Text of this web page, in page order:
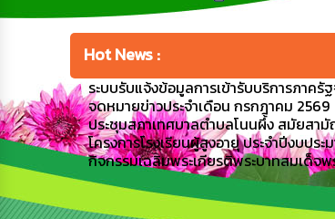
Hot News :
ระบบรับแจ้งข้อมูลการเข้ารับบริการภาครั
จดหมายข่าวประจำเดือน กรกฎาคม 2569
ประชุมสภาเทศบาลตำบลโนนผึ้ง สมัยสา
โครงการโรงเรียนผู้สูงอายุ ประจำปีงบปร
กิจกรรมเฉลิมพระเกียรติพระบาทสมเด็จพ